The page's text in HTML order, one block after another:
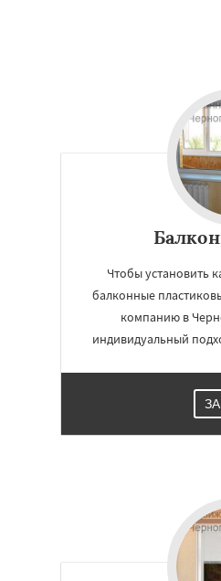
Чтобы установить
балконные
компанию в
индивидуальный